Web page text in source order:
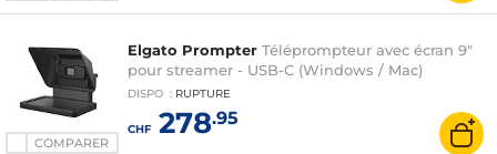
COMPARER
Elgato Prompter Téléprompteur avec écran 9"
pour streamer - USB-C (Windows / Mac)
DISPO : RUPTURE
CHF278.95